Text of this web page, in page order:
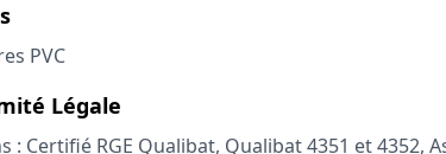
PVC
Légale
: Certifié RGE Qualibat, Qualibat 4351 et 4352,